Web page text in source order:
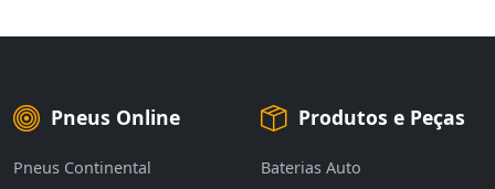
Pneus Online
Pneus Continental
Produtos e Peças
Baterias Auto